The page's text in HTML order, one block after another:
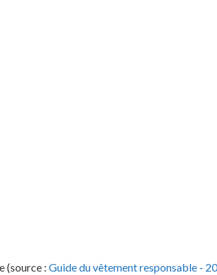
(source : Guide du vêtement responsable -